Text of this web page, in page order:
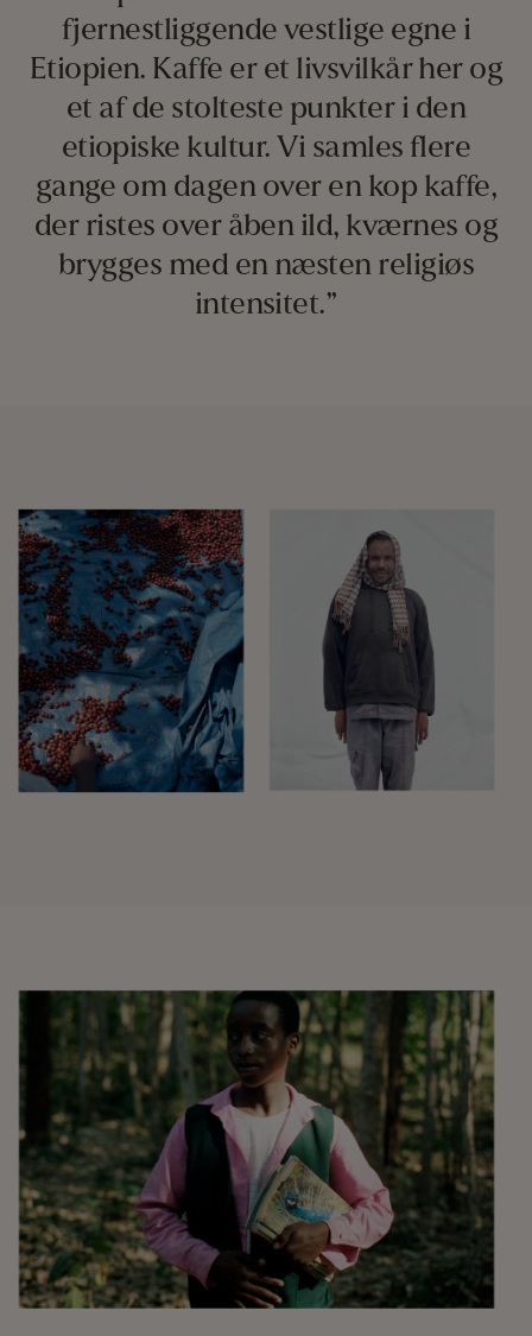
fjernestliggende vestlige egne i
Etiopien. Kaffe er et livsvilkår her og
et af de stolteste punkter i den
etiopiske kultur. Vi samles flere
gange om dagen over en kop kaffe,
der ristes over åben ild, kværnes og
brygges med en næsten religiøs
intensitet.”